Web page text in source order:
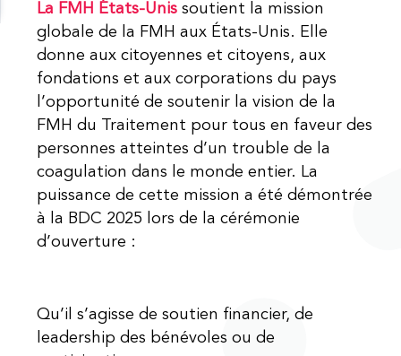
La FMH États-Unis soutient la mission
globale de la FMH aux États-Unis. Elle
donne aux citoyennes et citoyens, aux
fondations et aux corporations du pays
l’opportunité de soutenir la vision de la
FMH du Traitement pour tous en faveur des
personnes atteintes d’un trouble de la
coagulation dans le monde entier. La
puissance de cette mission a été démontrée
à la BDC 2025 lors de la cérémonie
d’ouverture :
Qu’il s’agisse de soutien financier, de
leadership des bénévoles ou de